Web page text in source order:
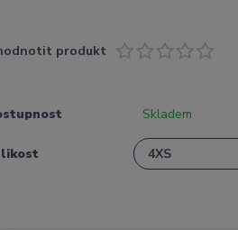
produkt
Skladem